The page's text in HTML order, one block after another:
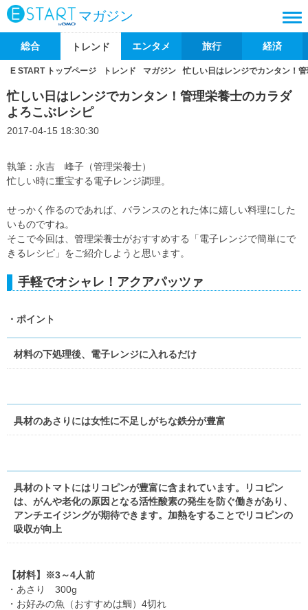
マガジン
総合 トレンド エンタメ 旅行 経済
E START トップページ トレンド マガジン 忙しい日はレンジでカンタン！
忙しい日はレンジでカンタン！管理栄養士のカラダ
よろこぶレシピ
2017-04-15 18:30:30
執筆：永吉 峰子（管理栄養士）
忙しい時に重宝する電子レンジ調理。
せっかく作るのであれば、バランスのとれた体に嬉しい料理にした
いものですね。
そこで今回は、管理栄養士がおすすめする「電子レンジで簡単にで
きるレシピ」をご紹介しようと思います。
手軽でオシャレ！アクアパッツァ
・ポイント
材料の下処理後、電子レンジに入れるだけ
具材のあさりには女性に不足しがちな鉄分が豊富
具材のトマトにはリコピンが豊富に含まれています。リコピン
は、がんや老化の原因となる活性酸素の発生を防ぐ働きがあり、
アンチエイジングが期待できます。加熱をすることでリコピンの
吸収が向上
【材料】※3～4人前
・あさり 300g
・お好みの魚（おすすめは鯛）4切れ